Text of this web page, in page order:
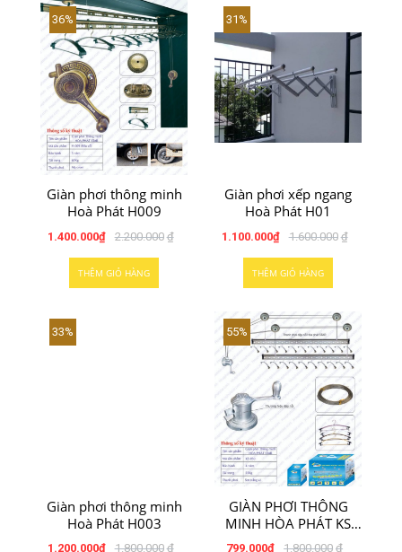
36%
Giàn phơi thông minh
Hoà Phát H009
₫ ₫
THÊM GIỎ HÀNG
31%
Giàn phơi xếp ngang
Hoà Phát H01
₫ ₫
THÊM GIỎ HÀNG
Giàn phơi thông minh
Hoà Phát H003
1.200.000 ₫ 1.800.000 ₫
GIÀN PHƠI THÔNG
MINH HÒA PHÁT KS
950
799.000 ₫ 1.800.000 ₫